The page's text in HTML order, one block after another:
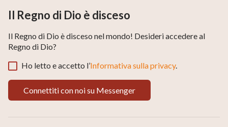
Il Regno di Dio è disceso
Il Regno di Dio è disceso nel mondo! Desideri accedere al
Regno di Dio?
Ho letto e accetto l’Informativa sulla privacy.
Connettiti con noi su Messenger